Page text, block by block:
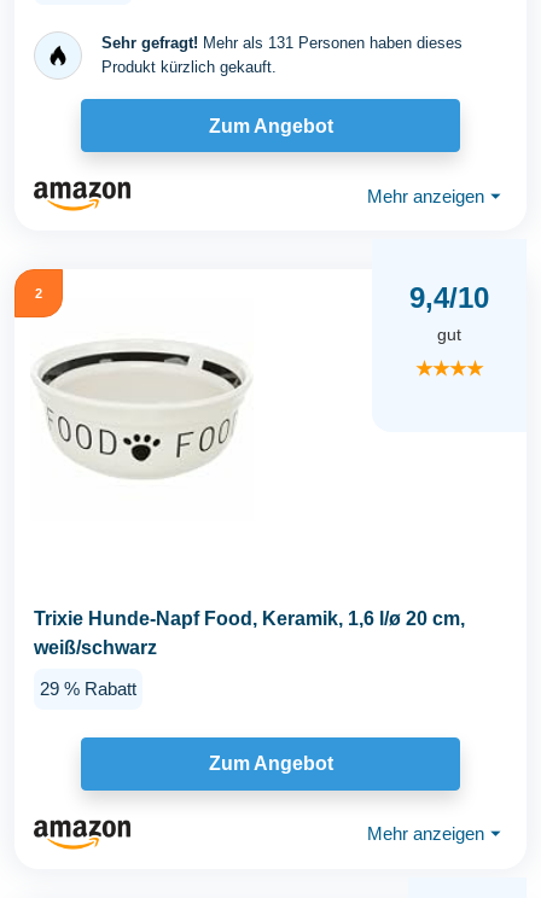
Sehr gefragt! Mehr als 131 Personen haben dieses
Produkt kürzlich gekauft.
Zum Angebot
Mehr anzeigen ⏷
2 9,4/10
gut
★★★★
Trixie Hunde-Napf Food, Keramik, 1,6 l/ø 20 cm,
weiß/schwarz
29 % Rabatt
Zum Angebot
Mehr anzeigen ⏷